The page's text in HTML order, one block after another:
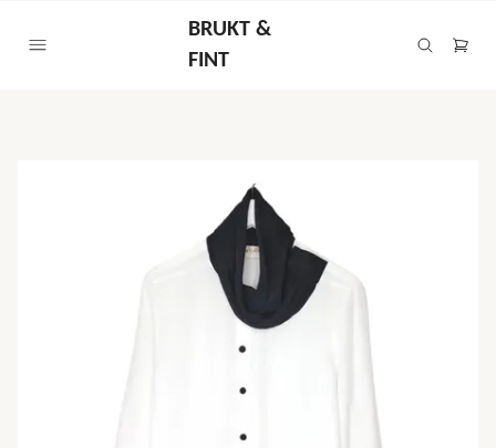
BRUKT &
FINT